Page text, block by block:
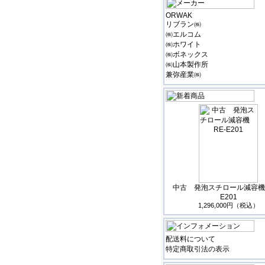
ORWAK
リブラン㈱
㈱エルコム
㈱ホワイト
㈱ボネックス
㈱山本製作所
兼弥産業㈱
中古 発泡スチロール減容
E201
1,296,000円（税込）
配送料について
特定商取引法の表示